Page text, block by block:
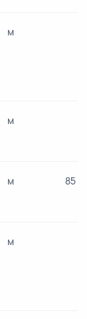
м
м
м 85
м